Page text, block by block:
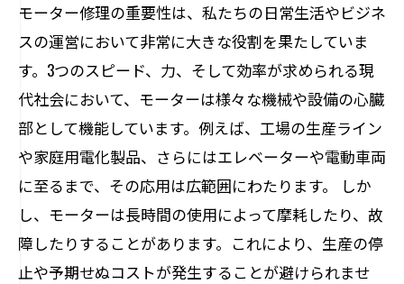
モーター修理の重要性は、私たちの日常生活やビジネ
スの運営において非常に大きな役割を果たしていま
す。3つのスピード、力、そして効率が求められる現
代社会において、モーターは様々な機械や設備の心臓
部として機能しています。例えば、工場の生産ライン
や家庭用電化製品、さらにはエレベーターや電動車両
に至るまで、その応用は広範囲にわたります。 しか
し、モーターは長時間の使用によって摩耗したり、故
障したりすることがあります。これにより、生産の停
止や予期せぬコストが発生することが避けられませ